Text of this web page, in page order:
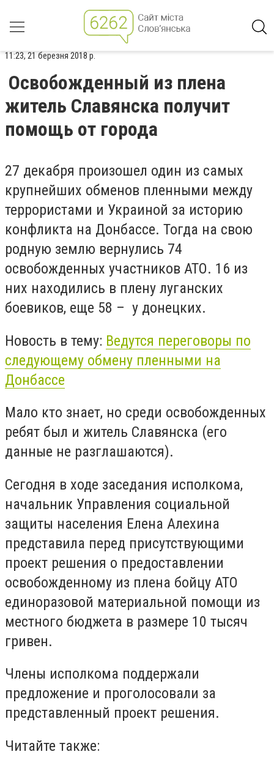
11:23, 21 березня 2018 р.
Освобожденный из плена
житель Славянска получит
помощь от города
27 декабря произошел один из самых
крупнейших обменов пленными между
террористами и Украиной за историю
конфликта на Донбассе. Тогда на свою
родную землю вернулись 74
освобожденных участников АТО. 16 из
них находились в плену луганских
боевиков, еще 58 – у донецких.
Новость в тему: Ведутся переговоры по
следующему обмену пленными на
Донбассе
Мало кто знает, но среди освобожденных
ребят был и житель Славянска (его
данные не разглашаются).
Сегодня в ходе заседания исполкома,
начальник Управления социальной
защиты населения Елена Алехина
представила перед присутствующими
проект решения о предоставлении
освобожденному из плена бойцу АТО
единоразовой материальной помощи из
местного бюджета в размере 10 тысяч
гривен.
Члены исполкома поддержали
предложение и проголосовали за
представленный проект решения.
Читайте также: